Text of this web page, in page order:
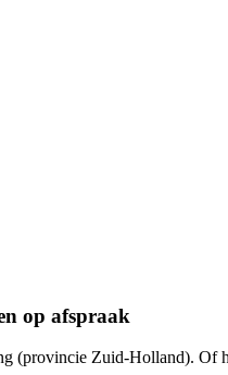
op afspraak
(provincie Zuid-Holland).